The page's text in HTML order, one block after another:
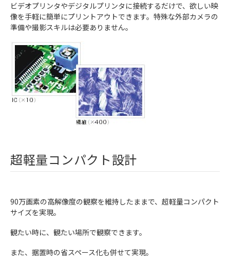
ビデオプリンタやデジタルプリンタに接続するだけで、欲しい映
像を手軽に簡単にプリントアウトできます。特殊な外部カメラの
準備や撮影スキルは必要ありません。
超軽量コンパクト設計
90万画素の高解像度の観察を維持したままで、超軽量コンパクト
サイズを実現。
観たい時に、観たい場所で観察できます。
また、据置時の省スペース化も併せて実現。